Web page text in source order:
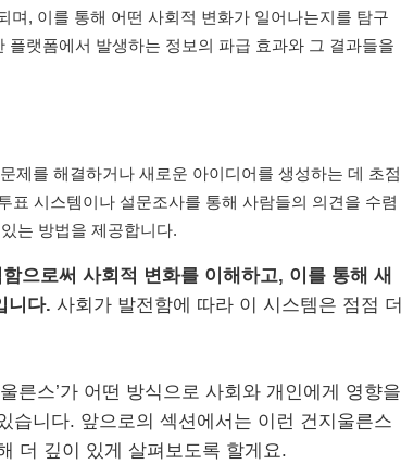
며, 이를 통해 어떤 사회적 변화가 일어나는지를 탐구
플랫폼에서 발생하는 정보의 파급 효과와 그 결과들을
제를 해결하거나 새로운 아이디어를 생성하는 데 초점
표 시스템이나 설문조사를 통해 사람들의 의견을 수렴
는 방법을 제공합니다.
으로써 사회적 변화를 이해하고, 이를 통해 새
니다. 사회가 발전함에 따라 이 시스템은 점점 더
른스’가 어떤 방식으로 사회와 개인에게 영향을
습니다. 앞으로의 섹션에서는 이런 건지울른스
더 깊이 있게 살펴보도록 할게요.